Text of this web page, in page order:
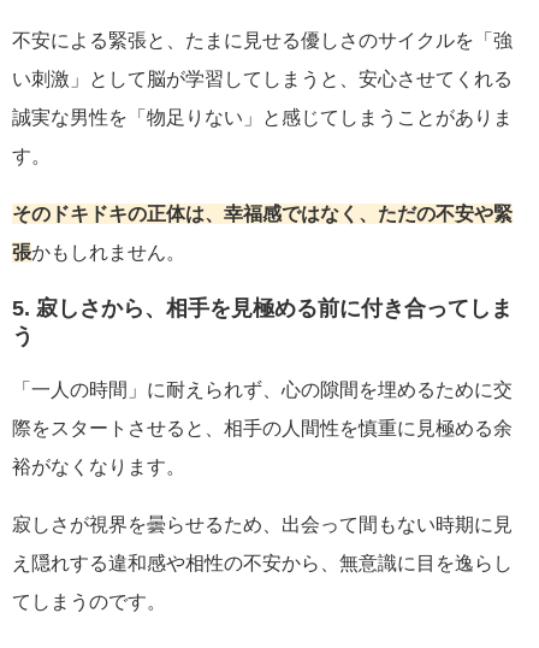
不安による緊張と、たまに見せる優しさのサイクルを「強
い刺激」として脳が学習してしまうと、安心させてくれる
誠実な男性を「物足りない」と感じてしまうことがありま
す。
そのドキドキの正体は、幸福感ではなく、ただの不安や緊
張かもしれません。
5. 寂しさから、相手を見極める前に付き合ってしま
う
「一人の時間」に耐えられず、心の隙間を埋めるために交
際をスタートさせると、相手の人間性を慎重に見極める余
裕がなくなります。
寂しさが視界を曇らせるため、出会って間もない時期に見
え隠れする違和感や相性の不安から、無意識に目を逸らし
てしまうのです。